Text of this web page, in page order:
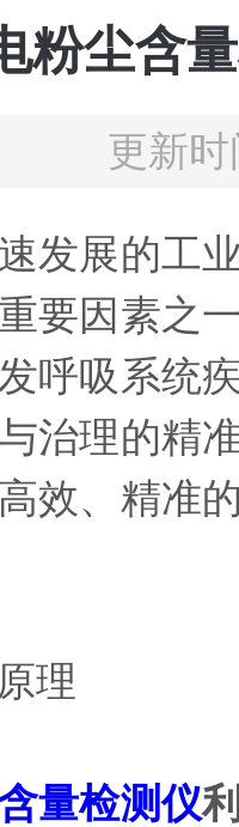
粉尘含
更新
展的工业
要因素之
呼吸系统
治理的精
效、精准
理
量检测仪